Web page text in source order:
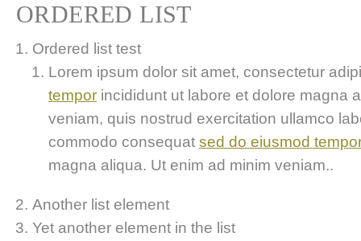
ORDERED LIST
Ordered list test
Lorem ipsum dolor sit amet, consectetur
tempor incididunt ut labore et dolore magna
veniam, quis nostrud exercitation ullamco
commodo consequat sed do eiusmod
magna aliqua. Ut enim ad minim veniam..
Another list element
Yet another element in the list